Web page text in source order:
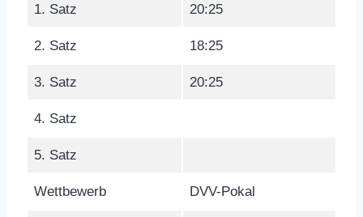
1. Satz 20:25
2. Satz 18:25
3. Satz 20:25
4. Satz
5. Satz
Wettbewerb DVV-Pokal